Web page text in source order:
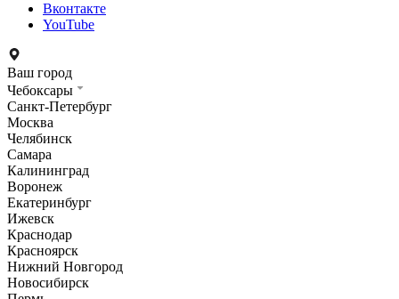
Вконтакте
YouTube
Ваш город
Чебоксары
Санкт-Петербург
Москва
Челябинск
Самара
Калининград
Воронеж
Екатеринбург
Ижевск
Краснодар
Красноярск
Нижний Новгород
Новосибирск